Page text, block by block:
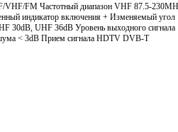
VHF/FM Частотный диапазон VHF 87.5-
индикатор включения + Изменяемый угол
30dB, UHF 36dB Уровень выходного сигнала
< 3dB Прием сигнала HDTV DVB-T